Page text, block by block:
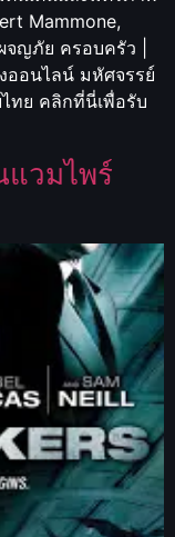
Mammone,
ญภัย ครอบครัว |
ออนไลน์ มหัศจรรย์
ไทย คลิกที่นี่เพื่อรับ
แวมไพร์